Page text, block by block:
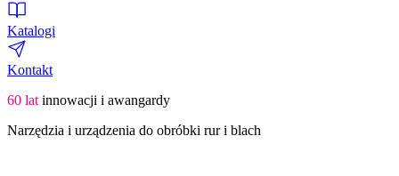
Katalogi
Kontakt
60 lat innowacji i awangardy
Narzędzia i urządzenia do obróbki rur i blach